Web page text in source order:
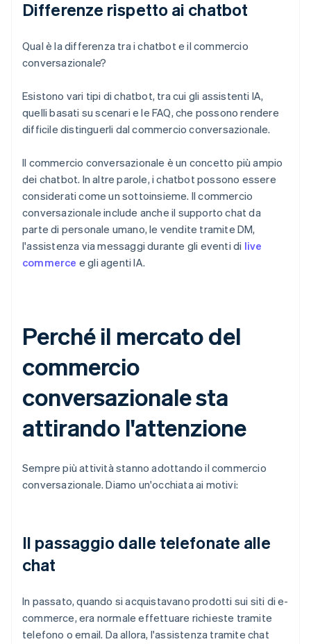
Differenze rispetto ai chatbot
Qual è la differenza tra i chatbot e il commercio
conversazionale?
Esistono vari tipi di chatbot, tra cui gli assistenti IA,
quelli basati su scenari e le FAQ, che possono rendere
difficile distinguerli dal commercio conversazionale.
Il commercio conversazionale è un concetto più ampio
dei chatbot. In altre parole, i chatbot possono essere
considerati come un sottoinsieme. Il commercio
conversazionale include anche il supporto chat da
parte di personale umano, le vendite tramite DM,
l'assistenza via messaggi durante gli eventi di live
commerce e gli agenti IA.
Perché il mercato del
commercio
conversazionale sta
attirando l'attenzione
Sempre più attività stanno adottando il commercio
conversazionale. Diamo un'occhiata ai motivi:
Il passaggio dalle telefonate alle
chat
In passato, quando si acquistavano prodotti sui siti di e-
commerce, era normale effettuare richieste tramite
telefono o email. Da allora, l'assistenza tramite chat